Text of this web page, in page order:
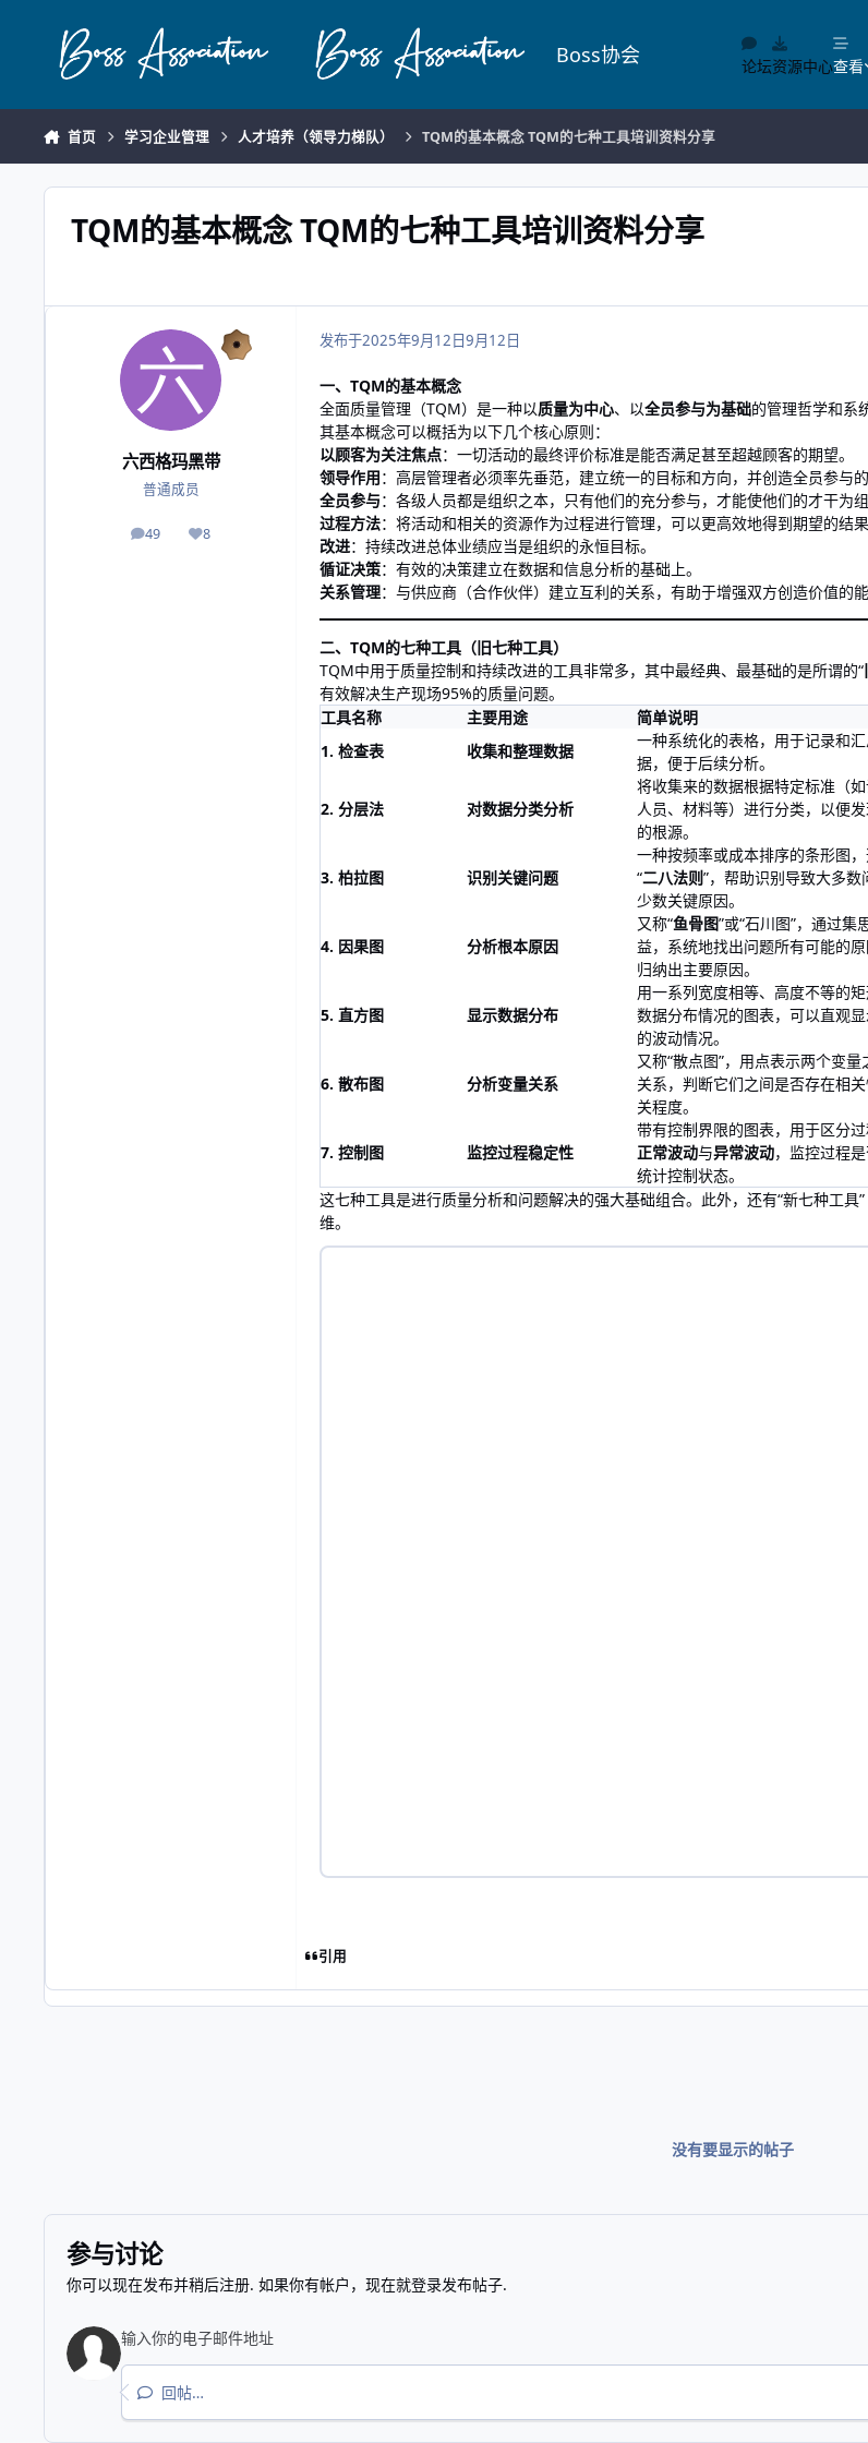
Boss协会 论坛资源中心查看
首页 学习企业管理 人才培养（领导力梯队） TQM的基本概念 TQM的七种工具培训资料分享
TQM的基本概念 TQM的七种工具培训资料分享
六西格玛黑带
普通成员
49
帖子 8
声誉
发布于2025年9月12日9月12日
一、TQM的基本概念
全面质量管理（TQM）是一种以质量为中心、以全员参与为基础的管理哲学和系
其基本概念可以概括为以下几个核心原则：
以顾客为关注焦点：一切活动的最终评价标准是能否满足甚至超越顾客的期望。
领导作用：高层管理者必须率先垂范，建立统一的目标和方向，并创造全员参与的
全员参与：各级人员都是组织之本，只有他们的充分参与，才能使他们的才干为组
过程方法：将活动和相关的资源作为过程进行管理，可以更高效地得到期望的结果
改进：持续改进总体业绩应当是组织的永恒目标。
循证决策：有效的决策建立在数据和信息分析的基础上。
关系管理：与供应商（合作伙伴）建立互利的关系，有助于增强双方创造价值的能
二、TQM的七种工具（旧七种工具）
TQM中用于质量控制和持续改进的工具非常多，其中最经典、最基础的是所谓的“
有效解决生产现场95%的质量问题。
工具名称
主要用途
简单说明
1. 检查表
收集和整理数据
一种系统化的表格，用于记录和
据，便于后续分析。
2. 分层法 对数据分类分析
将收集来的数据根据特定标准（如
人员、材料等）进行分类，以便
的根源。
3. 柏拉图 识别关键问题
一种按频率或成本排序的条形图
“二八法则”，帮助识别导致大多数
少数关键原因。
4. 因果图 分析根本原因
又称“鱼骨图”或“石川图”，通过集
益，系统地找出问题所有可能的
归纳出主要原因。
5. 直方图 显示数据分布
用一系列宽度相等、高度不等的
数据分布情况的图表，可以直观
的波动情况。
6. 散布图 分析变量关系
又称“散点图”，用点表示两个变量
关系，判断它们之间是否存在相
关程度。
7. 控制图 监控过程稳定性
带有控制界限的图表，用于区分
正常波动与异常波动，监控过程
统计控制状态。
这七种工具是进行质量分析和问题解决的强大基础组合。此外，还有“新七种工
维。
引用
没有要显示的帖子
参与讨论
你可以现在发布并稍后注册. 如果你有帐户， 现在就登录发布帖子.
回帖…